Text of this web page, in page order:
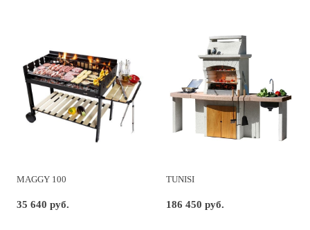
MAGGY 100
35 640 руб.
TUNISI
186 450 руб.